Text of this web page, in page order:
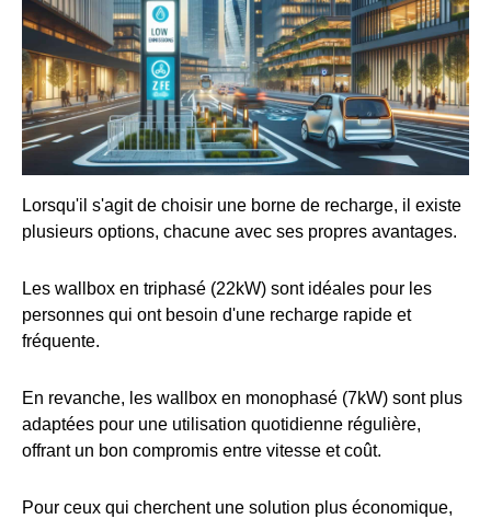
Lorsqu'il s'agit de choisir une borne de recharge, il existe
plusieurs options, chacune avec ses propres avantages.
Les wallbox en triphasé (22kW) sont idéales pour les
personnes qui ont besoin d'une recharge rapide et
fréquente.
En revanche, les wallbox en monophasé (7kW) sont plus
adaptées pour une utilisation quotidienne régulière,
offrant un bon compromis entre vitesse et coût.
Pour ceux qui cherchent une solution plus économique,